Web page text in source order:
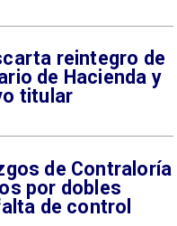
reintegro de
de Hacienda y
titular
de Contraloría
por dobles
de control